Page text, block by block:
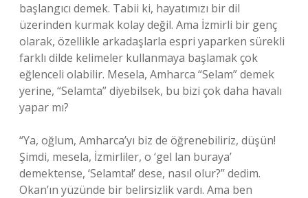
başlangıcı demek. Tabii ki, hayatımızı bir dil
üzerinden kurmak kolay değil. Ama İzmirli bir genç
olarak, özellikle arkadaşlarla espri yaparken sürekli
farklı dilde kelimeler kullanmaya başlamak çok
eğlenceli olabilir. Mesela, Amharca “Selam” demek
yerine, “Selamta” diyebilsek, bu bizi çok daha havalı
yapar mı?
“Ya, oğlum, Amharca’yı biz de öğrenebiliriz, düşün!
Şimdi, mesela, İzmirliler, o ‘gel lan buraya’
demektense, ‘Selamta!’ dese, nasıl olur?” dedim.
Okan’ın yüzünde bir belirsizlik vardı. Ama ben